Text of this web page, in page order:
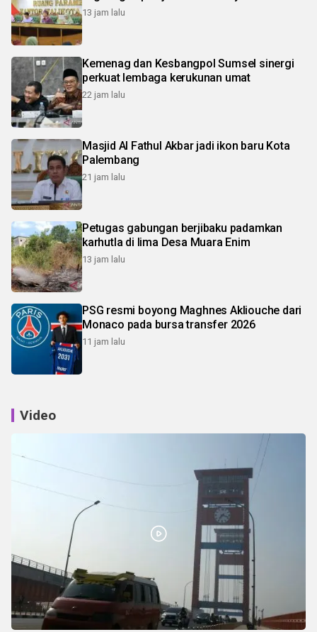
13 jam lalu
Kemenag dan Kesbangpol Sumsel sinergi
perkuat lembaga kerukunan umat
22 jam lalu
Masjid Al Fathul Akbar jadi ikon baru Kota
Palembang
21 jam lalu
Petugas gabungan berjibaku padamkan
karhutla di lima Desa Muara Enim
13 jam lalu
PSG resmi boyong Maghnes Akliouche dari
Monaco pada bursa transfer 2026
11 jam lalu
Video